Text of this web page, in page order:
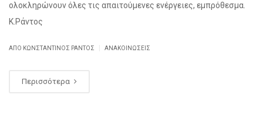
ολοκληρώνουν όλες τις απαιτούμενες ενέργειες, εμπρόθεσμα.
Κ.Ράντος
ΑΠΌ ΚΩΝΣΤΑΝΤΊΝΟΣ ΡΆΝΤΟΣ ΑΝΑΚΟΙΝΏΣΕΙΣ
Περισσότερα